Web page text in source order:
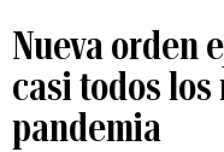
Nueva orden
casi todos
pandemia